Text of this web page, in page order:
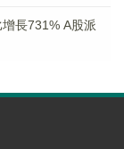
長731% A股派